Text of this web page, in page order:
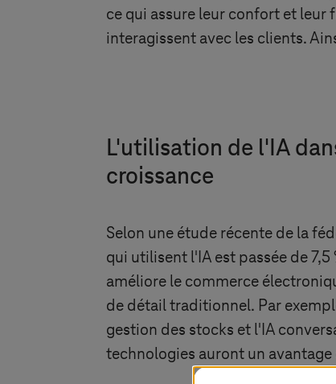
ce qui assure leur confort et leur
interagissent avec les clients.
L'utilisation de l'IA
croissance
Selon une étude récente de la
qui utilisent l'IA est passée de
améliore le commerce
de détail traditionnel. Par
gestion des stocks et l'IA
technologies auront un